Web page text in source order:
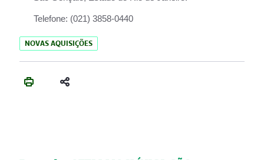
Telefone: (021) 3858-0440
NOVAS AQUISIÇÕES